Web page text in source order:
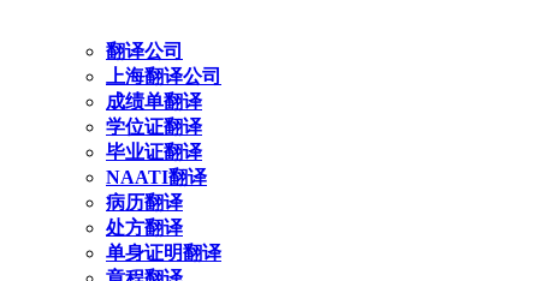
翻译公司
上海翻译公司
成绩单翻译
学位证翻译
毕业证翻译
NAATI翻译
病历翻译
处方翻译
单身证明翻译